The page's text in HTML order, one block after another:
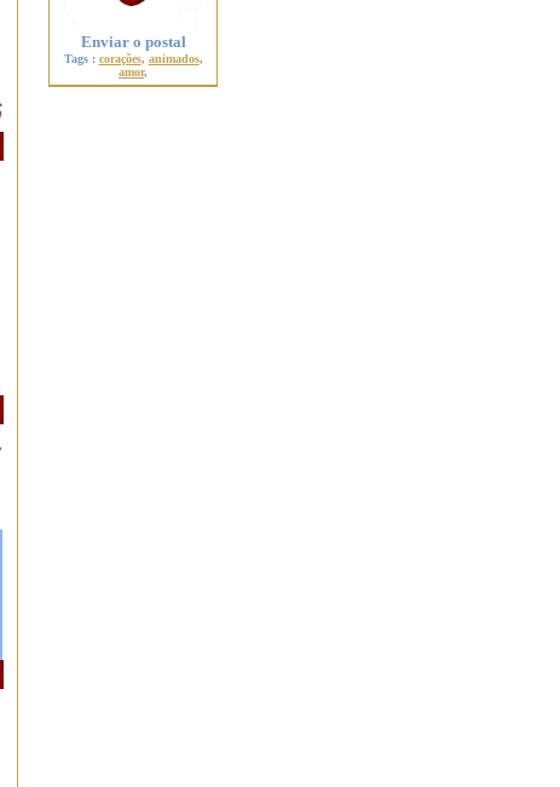
Enviar o postal
Tags : corações, animados,
amor,